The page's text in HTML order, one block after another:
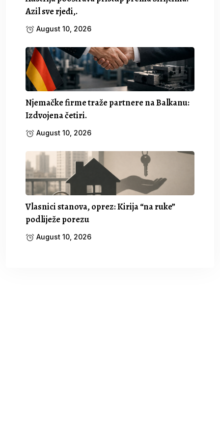
Azil sve rjeđi,.
August 10, 2026
Njemačke firme traže partnere na Balkanu:
Izdvojena četiri.
August 10, 2026
Vlasnici stanova, oprez: Kirija “na ruke”
podliježe porezu
August 10, 2026